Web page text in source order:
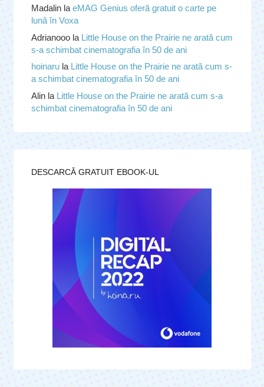
Madalinla eMAG Genius oferă gratuit o carte pe
lună în Voxa
Adrianooola Little House on the Prairie ne arată cum
s-a schimbat cinematografia în 50 de ani
hoinarula Little House on the Prairie ne arată cum s-
a schimbat cinematografia în 50 de ani
Alinla Little House on the Prairie ne arată cum s-a
schimbat cinematografia în 50 de ani
DESCARCĂ GRATUIT EBOOK-UL